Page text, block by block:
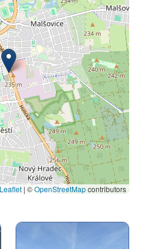
| ©OpenStreetMapcontributors